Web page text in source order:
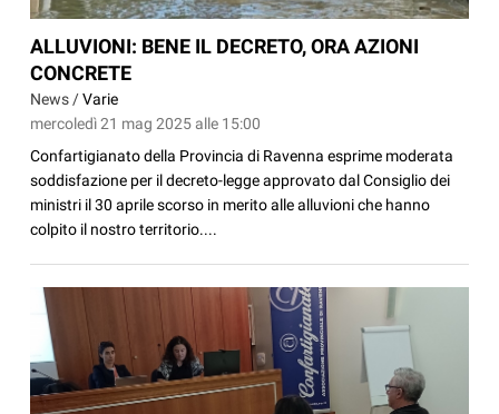
ALLUVIONI: BENE IL DECRETO, ORA AZIONI
CONCRETE
News /Varie
mercoledì 21 mag 2025 alle 15:00
Confartigianato della Provincia di Ravenna esprime moderata
soddisfazione per il decreto-legge approvato dal Consiglio dei
ministri il 30 aprile scorso in merito alle alluvioni che hanno
colpito il nostro territorio....